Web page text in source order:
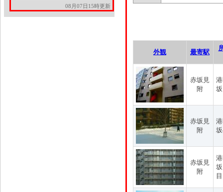
08月07日15時更新
外観 最寄駅
赤坂見
附
赤坂見
附
赤坂見
附
目